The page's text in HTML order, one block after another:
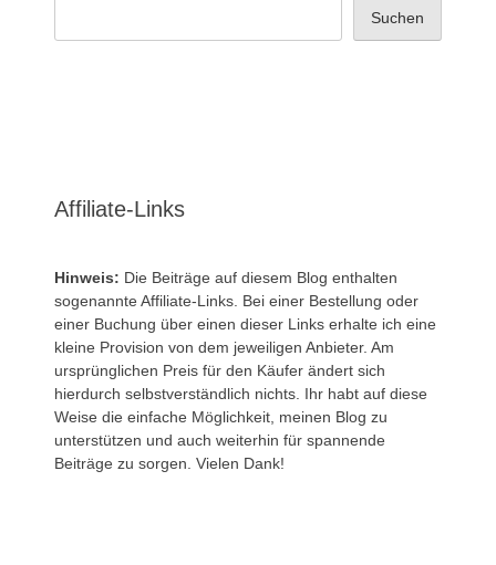
Suchen
Affiliate-Links
Hinweis: Die Beiträge auf diesem Blog enthalten
sogenannte Affiliate-Links. Bei einer Bestellung oder
einer Buchung über einen dieser Links erhalte ich eine
kleine Provision von dem jeweiligen Anbieter. Am
ursprünglichen Preis für den Käufer ändert sich
hierdurch selbstverständlich nichts. Ihr habt auf diese
Weise die einfache Möglichkeit, meinen Blog zu
unterstützen und auch weiterhin für spannende
Beiträge zu sorgen. Vielen Dank!